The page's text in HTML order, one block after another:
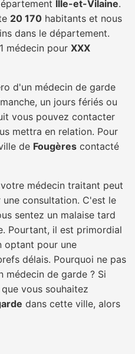
Ille-et-Vilaine.
20 170 habitants et nous
dans le département.
médecin pour XXX
d'un médecin de garde
un jours fériés ou
vous pouvez contacter
mettra en relation. Pour
de Fougères contacté
médecin traitant peut
consultation. C'est le
sentez un malaise tard
Pourtant, il est primordial
optant pour une
délais. Pourquoi ne pas
médecin de garde ? Si
vous souhaitez
dans cette ville, alors